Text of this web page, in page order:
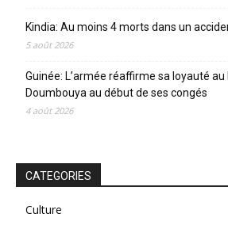
Kindia: Au moins 4 morts dans un
5 août 2026
Guinée: L’armée réaffirme sa loyauté
Doumbouya au début de ses congés
4 août 2026
CATEGORIES
Culture